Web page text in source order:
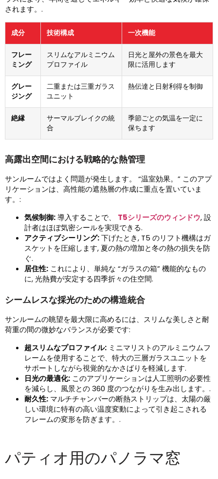
されます。.
成分 技術構成 一次機能
フレー
ミング
スリムなアルミニウム
プロファイル
日光と屋外の景色を最大
限に活用します
グレー
ジング
二重または三重ガラス
ユニット
熱伝達と日射利得を制御
絶縁
サーマルブレイクの統
合
季節ごとの気温を一定に
保ちます
高露出空間における戦略的な熱管理
サンルームではよく問題が発生します。 “温室効果。” このアプ
リケーションは、高性能の遮熱層の作成に重点を置いていま
す。:
気候制御:導入することで、 T5シリーズのウィンドウ, 設
計者はほぼ気密シールを実現できる.
アクティブシーリング:下げたとき, T5 のリフト機構はガ
スケットを圧縮します, 夏の熱の増加と冬の熱の損失を防
ぐ.
居住性: これにより、単純な “ガラスの箱” 機能的なもの
に, 光熱費が安定する四季折々の住空間.
シームレスな採光のための構造統合
サンルームの眺望を最大限に高めるには、スリムな美しさと耐
荷重の間の微妙なバランスが必要です:
超スリムなプロファイル: ミニマリストのアルミニウムフ
レームを使用することで、特大の三層ガラスユニットを
サポートしながら視覚的なかさばりを軽減します.
日光の最適化: このアプリケーションは人工照明の必要性
を減らし、風景との 360 度のつながりを生み出します。.
耐久性: マルチチャンバーの断熱ストリップは、太陽の厳
しい環境に特有の高い温度変動によって引き起こされる
フレームの変形を防ぎます。.
パティオ用のパノラマ窓